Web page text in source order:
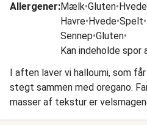
Allergener:Mælk•Gluten•Hvede
Havre•Hvede•Spelt•
Sennep•Gluten•
Kan indeholde spor
I aften laver vi halloumi, som
stegt sammen med oregano.
masser af tekstur er
perlecouscous, som vi